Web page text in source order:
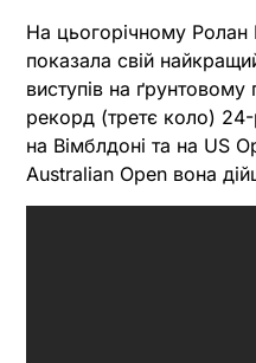
На цьогорічному
показала свій
виступів на
рекорд (третє коло)
на Вімблдоні та на US
Australian Open вона